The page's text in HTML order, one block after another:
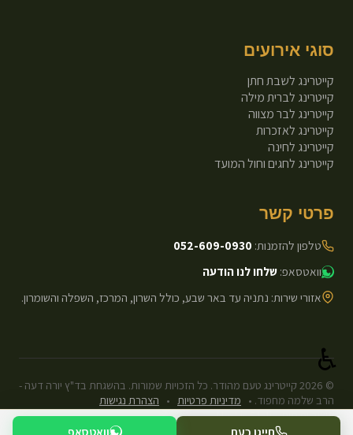
סוגי אירועים
קייטרינג לשבת חתן
קייטרינג לברית מילה
קייטרינג לבר מצווה
קייטרינג לאזכרות
קייטרינג לחינה
קייטרינג לחגים וחול המועד
פרטי קשר
טלפון להזמנות: 052-609-0930
וואטסאפ: שלחו לנו הודעה
אזורי שירות: נתניה עד באר שבע, כולל השרון, המרכז, השפלה והשומרון.
©
2026קייטרינג טעם מהודר. כל הזכויות שמורות. בהשגחת בד"ץ יורה דעה -
הרב שלמה מחפוד. • מדיניות פרטיות • הצהרת נגישות
עיצוב ופיתוח: Next.js Static.
חייגו כעת וואטסאפ
♿